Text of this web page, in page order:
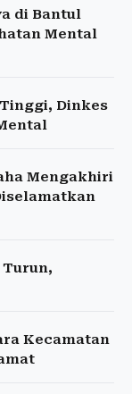
di Bantul
Mental
Dinkes
Mengakhiri
Kecamatan